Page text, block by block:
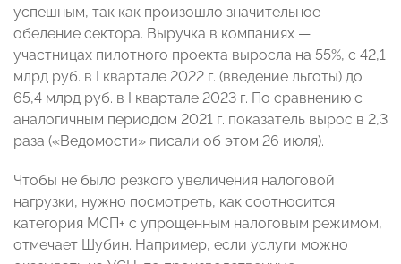
успешным, так как произошло значительное
обеление сектора. Выручка в компаниях —
участницах пилотного проекта выросла на 55%, с 42,1
млрд руб. в I квартале 2022 г. (введение льготы) до
65,4 млрд руб. в I квартале 2023 г. По сравнению с
аналогичным периодом 2021 г. показатель вырос в 2,3
раза («Ведомости» писали об этом 26 июля).
Чтобы не было резкого увеличения налоговой
нагрузки, нужно посмотреть, как соотносится
категория МСП+ с упрощенным налоговым режимом,
отмечает Шубин. Например, если услуги можно